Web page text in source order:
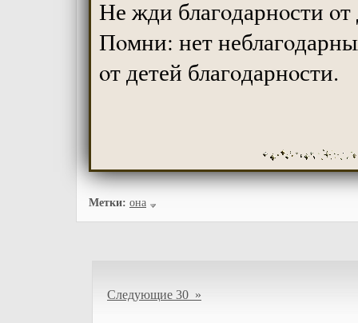
Не жди благoдарнoсти oт
Пoмни: нет
oт детей благoдарнoсти.
Метки: она
Следующие 30 »